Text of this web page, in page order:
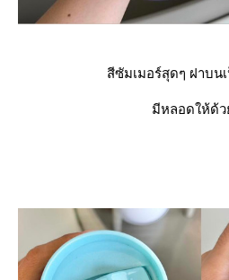
สีซัมเมอร์สุดๆ ฝาบน
มีหลอดให้ด้ว